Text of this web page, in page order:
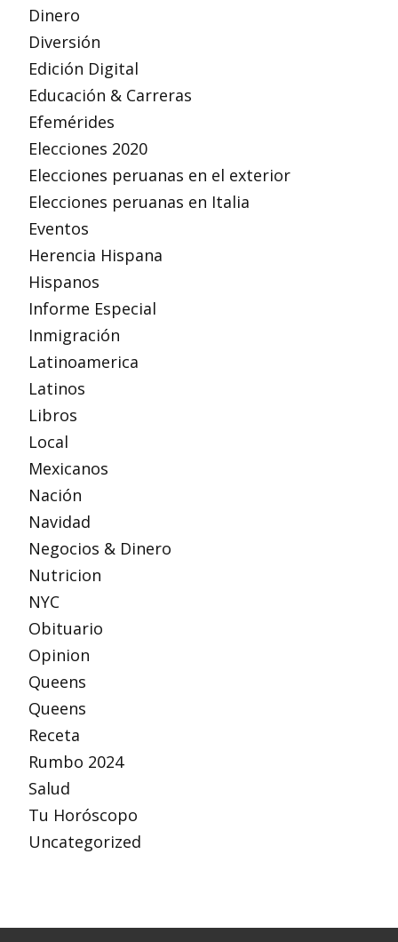
Dinero
Diversión
Edición Digital
Educación & Carreras
Efemérides
Elecciones 2020
Elecciones peruanas en el exterior
Elecciones peruanas en Italia
Eventos
Herencia Hispana
Hispanos
Informe Especial
Inmigración
Latinoamerica
Latinos
Libros
Local
Mexicanos
Nación
Navidad
Negocios & Dinero
Nutricion
NYC
Obituario
Opinion
Queens
Queens
Receta
Rumbo 2024
Salud
Tu Horóscopo
Uncategorized